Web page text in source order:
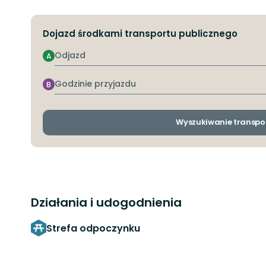
Dojazd środkami transportu publicznego
Odjazd
A
Godzinie
przyjazdu
B
Wyszukiwanie
Działania i udogodnienia
Strefa odpoczynku